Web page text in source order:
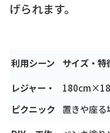
げられます。
利用シーン
サイズ・特
レジャー・
ピクニック
置きや座る